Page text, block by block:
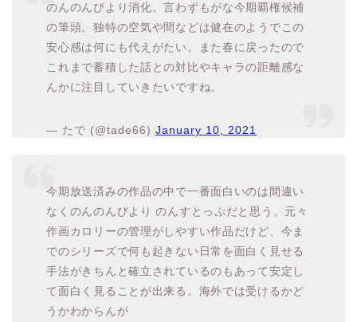
のんのんびより消化。言わずもがな今期覇権候補
の筆頭。独特の空気や間などは健在のようでこの
安心感は何にも代えがたい。また春に戻ったので
これまで蓄積した話との対比やキャラの距離感な
んかに注目していきたいですね。
— たで (@tade66)January 10, 2021
今期放送済みの作品の中で一番面白いのは間違い
なくのんのんびより のんすとっぷだと思う。元々
作画カロリーの管理がしやすい作品だけど、今ま
でのシリーズで何も起きない日常を面白く見せる
手法がきちんと確立されているのもあって安定し
て面白く見ることが出来る。海外では受けるかど
うかわからんが